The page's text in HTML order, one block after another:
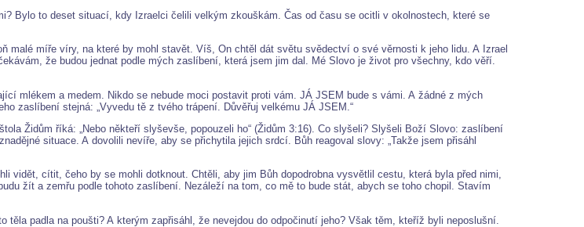
Bylo to deset situací, kdy Izraelci čelili velkým zkouškám. Čas od času se ocitli v okolnostech, které se
malé míře víry, na které by mohl stavět. Víš, On chtěl dát světu svědectví o své věrnosti k jeho lidu. A Izrael
že budou jednat podle mých zaslíbení, která jsem jim dal. Mé Slovo je život pro všechny, kdo věří.
mlékem a medem. Nikdo se nebude moci postavit proti vám. JÁ JSEM bude s vámi. A žádné z mých
zaslíbení stejná: „Vyvedu tě z tvého trápení. Důvěřuj velkému JÁ JSEM.“
Židům říká: „Nebo někteří slyševše, popouzeli ho“ (Židům 3:16). Co slyšeli? Slyšeli Boží Slovo: zaslíbení
situace. A dovolili nevíře, aby se přichytila jejich srdcí. Bůh reagoval slovy: „Takže jsem přisáhl
vidět, cítit, čeho by se mohli dotknout. Chtěli, aby jim Bůh dopodrobna vysvětlil cestu, která byla před nimi,
žít a zemřu podle tohoto zaslíbení. Nezáleží na tom, co mě to bude stát, abych se toho chopil. Stavím
padla na poušti? A kterým zapřisáhl, že nevejdou do odpočinutí jeho? Však těm, kteříž byli neposlušní.